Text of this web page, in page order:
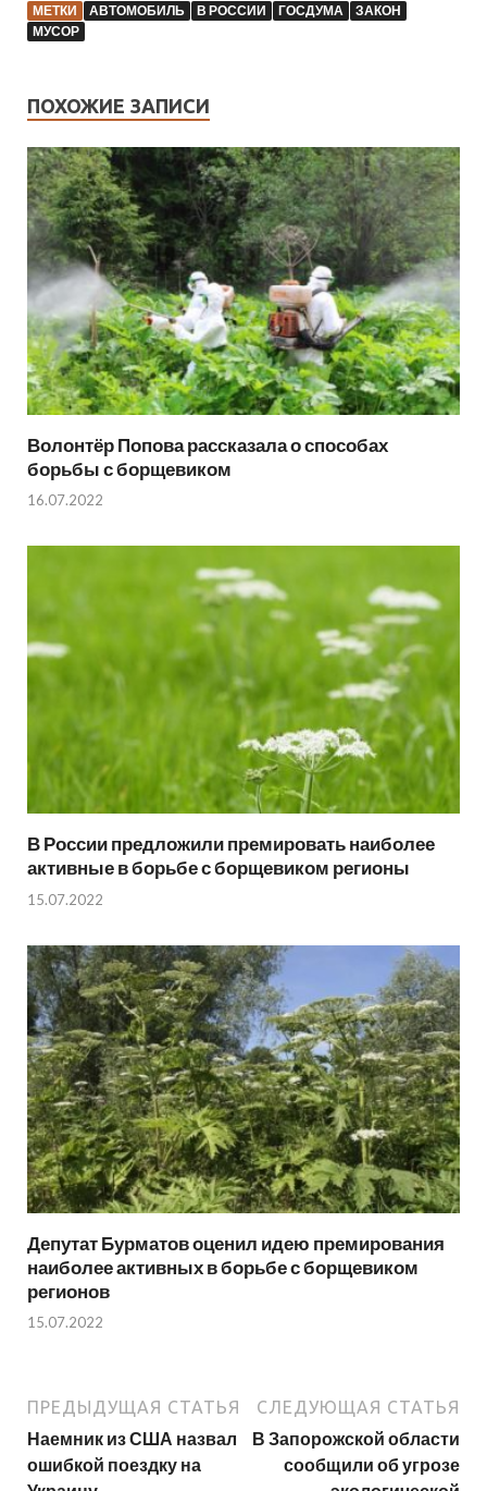
МЕТКИ АВТОМОБИЛЬ В РОССИИ ГОСДУМА
ЗАКОН
МУСОР
ПОХОЖИЕ ЗАПИСИ
Волонтёр Попова рассказала о способах
борьбы с борщевиком
16.07.2022
В России предложили премировать наиболее
активные в борьбе с борщевиком регионы
15.07.2022
Депутат Бурматов оценил идею премирования
наиболее активных в борьбе с борщевиком
регионов
15.07.2022
ПРЕДЫДУЩАЯ СТАТЬЯ
Наемник из США назвал
ошибкой поездку на
СЛЕДУЮЩАЯ СТАТЬЯ
В Запорожской области
сообщили об угрозе